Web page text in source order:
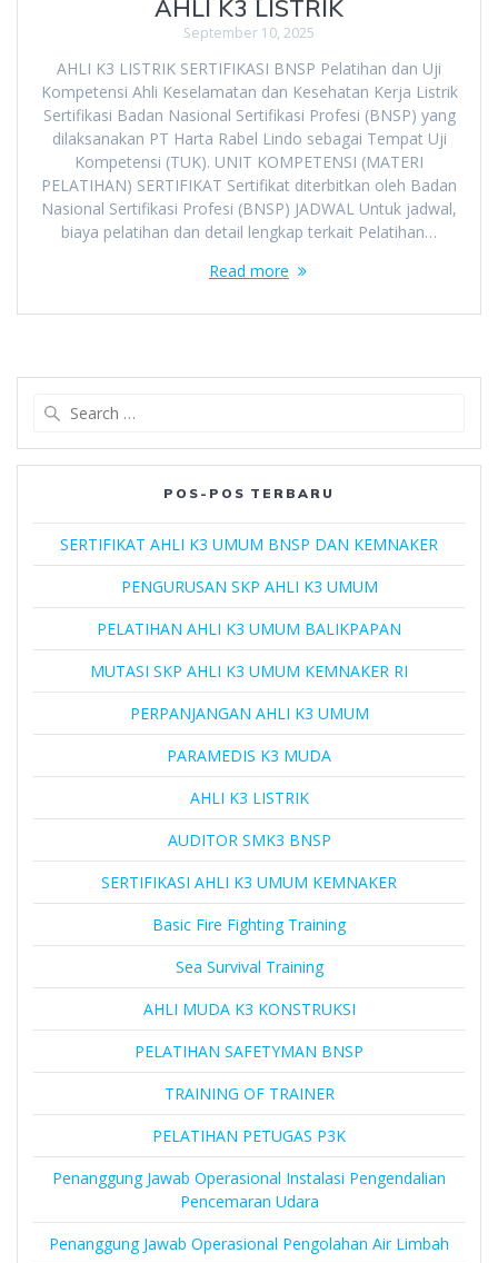
AHLI K3 LISTRIK
September 10, 2025
AHLI K3 LISTRIK SERTIFIKASI BNSP Pelatihan dan Uji
Kompetensi Ahli Keselamatan dan Kesehatan Kerja Listrik
Sertifikasi Badan Nasional Sertifikasi Profesi (BNSP) yang
dilaksanakan PT Harta Rabel Lindo sebagai Tempat Uji
Kompetensi (TUK). UNIT KOMPETENSI (MATERI
PELATIHAN) SERTIFIKAT Sertifikat diterbitkan oleh Badan
Nasional Sertifikasi Profesi (BNSP) JADWAL Untuk jadwal,
biaya pelatihan dan detail lengkap terkait Pelatihan…
Read more
POS-POS TERBARU
SERTIFIKAT AHLI K3 UMUM BNSP DAN KEMNAKER
PENGURUSAN SKP AHLI K3 UMUM
PELATIHAN AHLI K3 UMUM BALIKPAPAN
MUTASI SKP AHLI K3 UMUM KEMNAKER RI
PERPANJANGAN AHLI K3 UMUM
PARAMEDIS K3 MUDA
AHLI K3 LISTRIK
AUDITOR SMK3 BNSP
SERTIFIKASI AHLI K3 UMUM KEMNAKER
Basic Fire Fighting Training
Sea Survival Training
AHLI MUDA K3 KONSTRUKSI
PELATIHAN SAFETYMAN BNSP
TRAINING OF TRAINER
PELATIHAN PETUGAS P3K
Penanggung Jawab Operasional Instalasi Pengendalian
Pencemaran Udara
Penanggung Jawab Operasional Pengolahan Air Limbah